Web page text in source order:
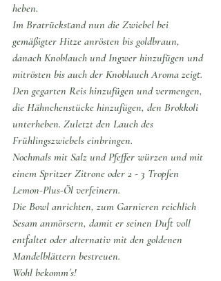
heben.
Im Bratrückstand nun die Zwiebel bei
gemäßigter Hitze anrösten bis goldbraun,
danach Knoblauch und Ingwer hinzufügen und
mitrösten bis auch der Knoblauch Aroma zeigt.
Den gegarten Reis hinzufügen und vermengen,
die Hähnchenstücke hinzufügen, den Brokkoli
unterheben. Zuletzt den Lauch des
Frühlingszwiebels einbringen.
Nochmals mit Salz und Pfeffer würzen und mit
einem Spritzer Zitrone oder 2 - 3 Tropfen
Lemon-Plus-Öl verfeinern.
Die Bowl anrichten, zum Garnieren reichlich
Sesam anmörsern, damit er seinen Duft voll
entfaltet oder alternativ mit den goldenen
Mandelblättern bestreuen.
Wohl bekomm´s!